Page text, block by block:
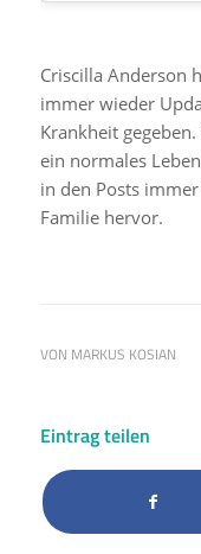
Criscilla Anderson
immer wieder
Krankheit
ein normales
in den Posts
Familie hervor.
VON MARKUS KOSIAN
Eintrag teilen